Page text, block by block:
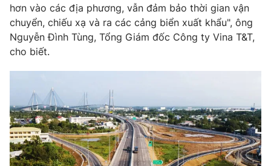
Emagazine Podcast
Photo
VTV Money VTV Thể thao
VTV Sức khoẻ Bất động sản
hơn vào các địa phương, vẫn đảm bảo thời gian vận
chuyển, chiếu xạ và ra các cảng biển xuất khẩu", ông
Nguyễn Đình Tùng, Tổng Giám đốc Công ty Vina T&T,
cho biết.